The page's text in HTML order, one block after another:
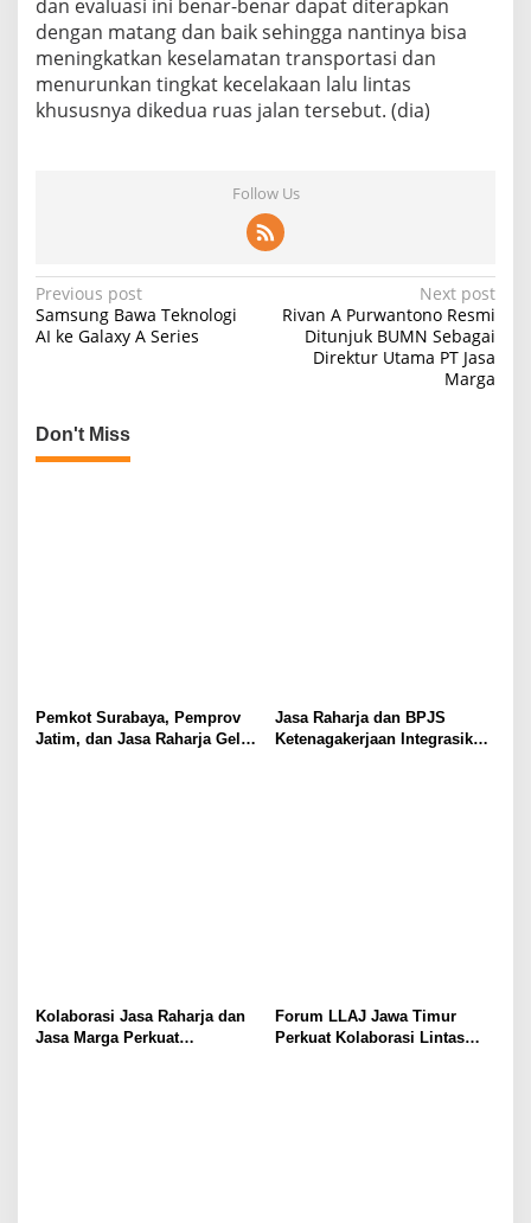
dan evaluasi ini benar-benar dapat diterapkan
dengan matang dan baik sehingga nantinya bisa
meningkatkan keselamatan transportasi dan
menurunkan tingkat kecelakaan lalu lintas
khususnya dikedua ruas jalan tersebut. (dia)
Follow Us
P
o
n
a
n
Previous post
Samsung Bawa Teknologi
AI ke Galaxy A Series
Next post
Rivan A Purwantono Resmi
Ditunjuk BUMN Sebagai
Direktur Utama PT Jasa
Marga
Don't Miss
Pemkot Surabaya, Pemprov
Jatim, dan Jasa Raharja Gelar
Jasa Raharja dan BPJS
Ketenagakerjaan Integrasikan
Kolaborasi Jasa Raharja dan
Jasa Marga Perkuat
Forum LLAJ Jawa Timur
Perkuat Kolaborasi Lintas